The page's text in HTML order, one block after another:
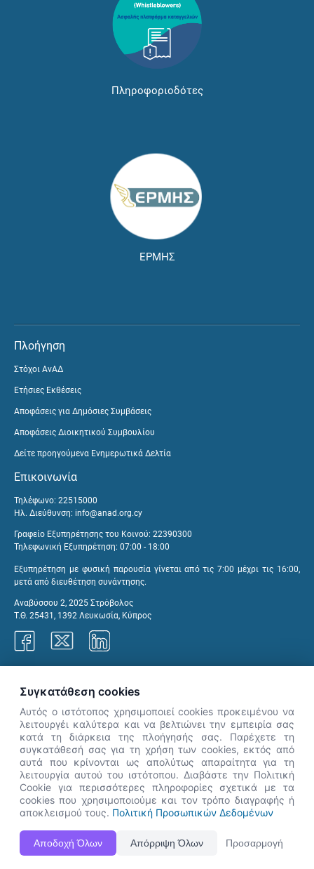
Πληροφοριοδότες
ΕΡΜΗΣ
Πλοήγηση
Στόχοι ΑνΑΔ
Ετήσιες Εκθέσεις
Αποφάσεις για Δημόσιες Συμβάσεις
Αποφάσεις Διοικητικού Συμβουλίου
Δείτε προηγούμενα Ενημερωτικά Δελτία
Επικοινωνία
Τηλέφωνο: 22515000
Ηλ. Διεύθυνση: info@anad.org.cy
Γραφείο Εξυπηρέτησης του Κοινού: 22390300
Τηλεφωνική Εξυπηρέτηση: 07:00 - 18:00
Εξυπηρέτηση με φυσική παρουσία γίνεται από τις 7:00 μέχρι τις 16:00,
μετά από διευθέτηση συνάντησης.
Αναβύσσου 2, 2025 Στρόβολος
Τ.Θ. 25431, 1392 Λευκωσία, Κύπρος
Η Ιστοσελίδα ΑνΑΔ είναι πλήρως συμβατή με τις νεότερες εκδόσεις, Google Chrome, Mozilla Firefox,
Apple Safari καθώς και Internet Explorer.
👋 Καλώς ήρθες! Είμαι η Νόησις.
Πες μου πώς μπορώ να σε βοηθήσω
σήμερα.
Συγκατάθεση cookies
Αυτός ο ιστότοπος χρησιμοποιεί cookies προκειμένου να
λειτουργέι καλύτερα και να βελτιώνει την εμπειρία σας
κατά τη διάρκεια της πλοήγησής σας. Παρέχετε τη
συγκατάθεσή σας για τη χρήση των cookies, εκτός από
αυτά που κρίνονται ως απολύτως απαραίτητα για τη
λειτουργία αυτού του ιστότοπου. Διαβάστε την Πολιτική
Cookie για περισσότερες πληροφορίες σχετικά με τα
cookies που χρησιμοποιούμε και τον τρόπο διαγραφής ή
αποκλεισμού τους. Πολιτική Προσωπικών Δεδομένων
Αποδοχή Όλων Απόρριψη Όλων Προσαρμογή